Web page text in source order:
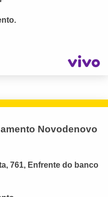
Novodenovo
761, Enfrente do banco